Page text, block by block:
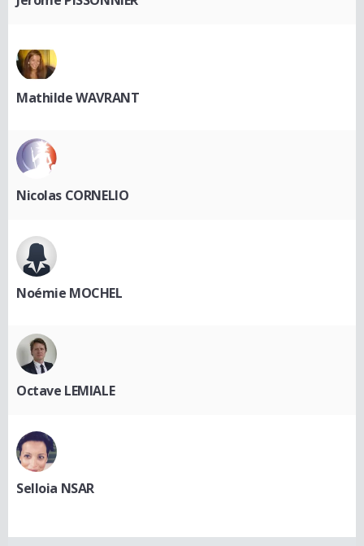
Mathilde WAVRANT
Nicolas CORNELIO
Noémie MOCHEL
Octave LEMIALE
Selloia NSAR